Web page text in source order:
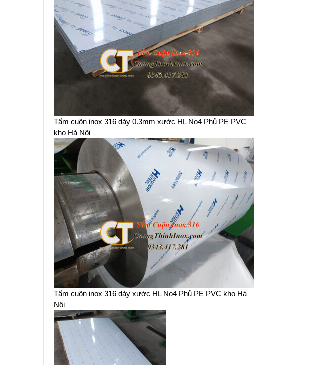
Tấm cuộn inox 316 dày 0.3mm xước HL No4 Phủ PE PVC
kho Hà Nội
Tấm cuộn inox 316 dày xước HL No4 Phủ PE PVC kho Hà
Nội